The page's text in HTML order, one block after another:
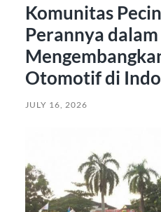
Komunitas
Perannya dalam
Otomotif di
JULY 16, 2026